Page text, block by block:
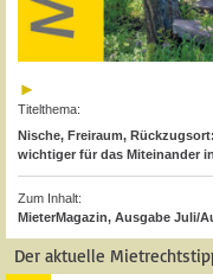
Titelthema:
Nische, Freiraum,
wichtiger für das Miteinander
Zum Inhalt:
MieterMagazin, Ausgabe Juli/
Der aktuelle